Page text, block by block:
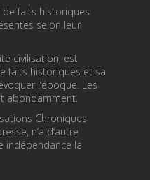
faits historiques
selon leur
civilisation, est
faits historiques et sa
l’époque. Les
abondamment.
Chroniques
n’a d’autre
indépendance la